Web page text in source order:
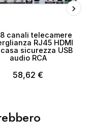
8 canali telecamere
RJ45 HDMI
casa sicurezza USB
audio RCA
58,62 €